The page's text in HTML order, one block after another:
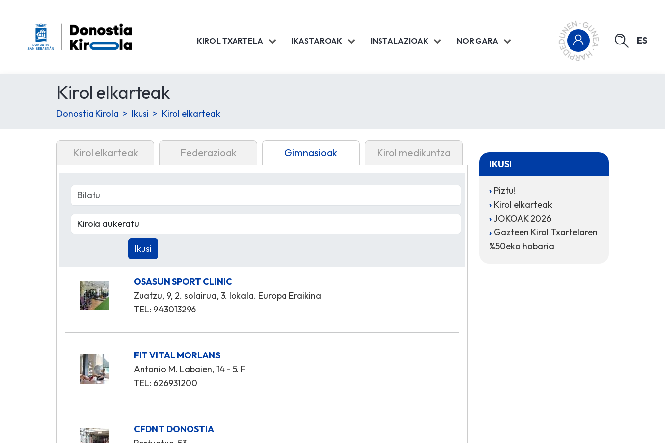
KIROL TXARTELA IKASTAROAK INSTALAZIOAK NOR GARA ES
Kirol elkarteak
Donostia Kirola Ikusi Kirol elkarteak
Kirol elkarteak Federazioak Gimnasioak Kirol medikuntza
OSASUN SPORT CLINIC
Zuatzu, 9, 2. solairua, 3. lokala. Europa Eraikina
TEL: 943013296
FIT VITAL MORLANS
Antonio M. Labaien, 14 - 5. F
TEL: 626931200
CFDNT DONOSTIA
IKUSI
Piztu!
Kirol elkarteak
JOKOAK 2026
Gazteen Kirol Txartelaren
%50eko hobaria